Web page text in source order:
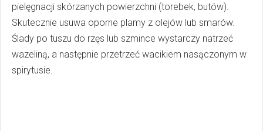
pielęgnacji skórzanych powierzchni (torebek, butów).
Skutecznie usuwa oporne plamy z olejów lub smarów.
Ślady po tuszu do rzęs lub szmince wystarczy natrzeć
wazeliną, a następnie przetrzeć wacikiem nasączonym w
spirytusie.